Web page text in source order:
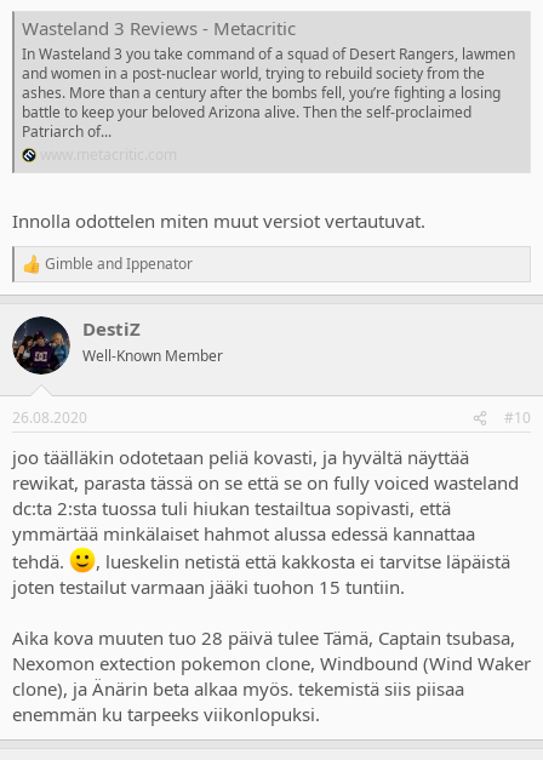
Wasteland 3 Reviews - Metacritic
In Wasteland 3 you take command of a squad of Desert Rangers, lawmen
and women in a post-nuclear world, trying to rebuild society from the
ashes. More than a century after the bombs fell, you’re fighting a losing
battle to keep your beloved Arizona alive. Then the self-proclaimed
Patriarch of...
Innolla odottelen miten muut versiot vertautuvat.
R
e
c
t
i
s
Gimble andIppenator
DestiZ
Well-Known Member
26.08.2020 #10
joo täälläkin odotetaan peliä kovasti, ja hyvältä näyttää
rewikat, parasta tässä on se että se on fully voiced wasteland
dc:ta 2:sta tuossa tuli hiukan testailtua sopivasti, että
ymmärtää minkälaiset hahmot alussa edessä kannattaa
tehdä.
, lueskelin netistä että kakkosta ei tarvitse läpäistä
joten testailut varmaan jääki tuohon 15 tuntiin.
Aika kova muuten tuo 28 päivä tulee Tämä, Captain tsubasa,
Nexomon extection pokemon clone, Windbound (Wind Waker
clone), ja Änärin beta alkaa myös. tekemistä siis piisaa
enemmän ku tarpeeks viikonlopuksi.